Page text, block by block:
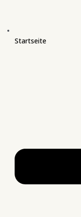
Startseite